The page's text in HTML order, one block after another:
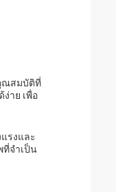
ณสมบัติที่
าย เพื่อ
รงและ
จําเป็น